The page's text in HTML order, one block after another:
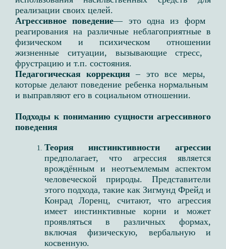
реализации своих целей. ​
Агрессивное поведение— это одна из форм ​
реагирования на различные неблагоприятные ​в
физическом и психическом отношении
жизненные ​ситуации, вызывающие стресс, ​
фрустрацию и т.п. состояния. ​
Педагогическая коррекция – это все меры, ​
которые делают поведение ребенка нормальным ​
и выправляют его в социальном отношении.​
Подходы к пониманию сущности агрессивного
поведения​
Теория инстинктивности агрессии
предполагает, что агрессия является
врождённым и неотъемлемым аспектом
человеческой природы. Представители
этого подхода, такие как Зигмунд Фрейд и
Конрад Лоренц, считают, что агрессия
имеет инстинктивные корни и может
проявляться в различных формах,
включая физическую, вербальную и
косвенную.